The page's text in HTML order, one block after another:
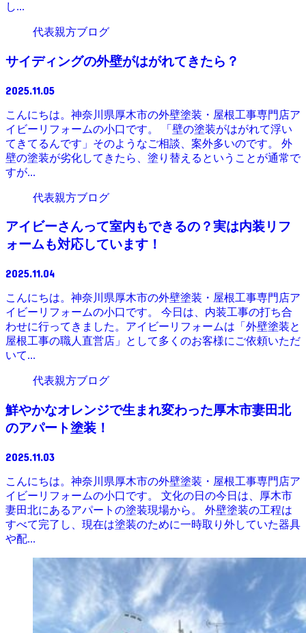
し...
代表親方ブログ
サイディングの外壁がはがれてきたら？
2025.11.05
こんにちは。神奈川県厚木市の外壁塗装・屋根工事専門店ア
イビーリフォームの小口です。 「壁の塗装がはがれて浮い
てきてるんです」そのようなご相談、案外多いのです。 外
壁の塗装が劣化してきたら、塗り替えるということが通常で
すが...
代表親方ブログ
アイビーさんって室内もできるの？実は内装リフ
ォームも対応しています！
2025.11.04
こんにちは。神奈川県厚木市の外壁塗装・屋根工事専門店ア
イビーリフォームの小口です。 今日は、内装工事の打ち合
わせに行ってきました。アイビーリフォームは「外壁塗装と
屋根工事の職人直営店」として多くのお客様にご依頼いただ
いて...
代表親方ブログ
鮮やかなオレンジで生まれ変わった厚木市妻田北
のアパート塗装！
2025.11.03
こんにちは。神奈川県厚木市の外壁塗装・屋根工事専門店ア
イビーリフォームの小口です。 文化の日の今日は、厚木市
妻田北にあるアパートの塗装現場から。 外壁塗装の工程は
すべて完了し、現在は塗装のために一時取り外していた器具
や配...